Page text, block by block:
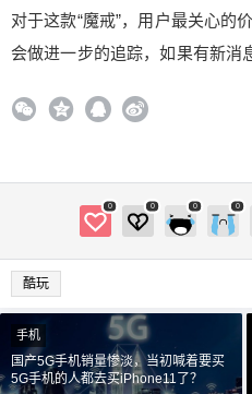
对于这款“魔戒”，用户最关心的
会做进一步的追踪，如果有新消
0 0 0 0
酷玩
手机
国产5G手机销量惨淡，当初喊着要买
5G手机的人都去买iPhone11了？